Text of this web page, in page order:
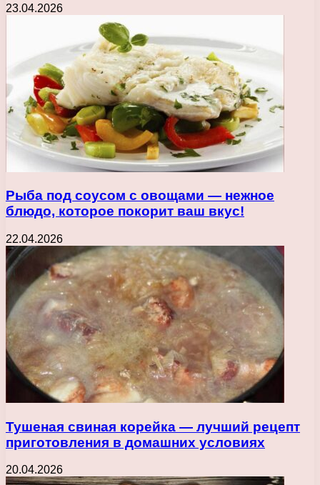
23.04.2026
Рыба под соусом с овощами — нежное
блюдо, которое покорит ваш вкус!
22.04.2026
Тушеная свиная корейка — лучший рецепт
приготовления в домашних условиях
20.04.2026